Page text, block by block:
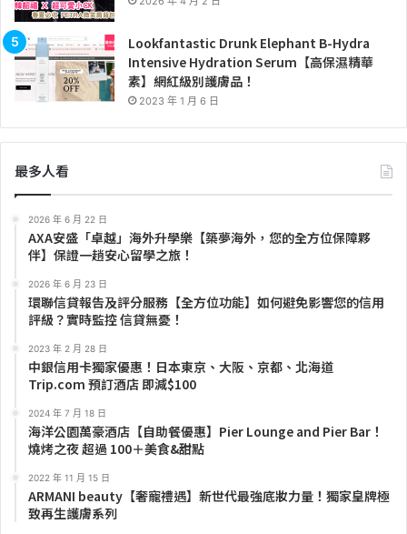
Lookfantastic Drunk Elephant B-Hydra
Intensive Hydration Serum【高保濕精華
素】網紅級別護膚品！
2023 年 1 月 6 日
最多人看
2026 年 6 月 22 日
AXA安盛「卓越」海外升學樂【築夢海外，您的全方位保障夥
伴】保證一趟安心留學之旅！
2026 年 6 月 23 日
環聯信貸報告及評分服務【全方位功能】如何避免影響您的信用
評級？實時監控 信貸無憂！
2023 年 2 月 28 日
中銀信用卡獨家優惠！日本東京、大阪、京都、北海道
Trip.com 預訂酒店 即減$100
2024 年 7 月 18 日
海洋公園萬豪酒店【自助餐優惠】Pier Lounge and Pier Bar！
燒烤之夜 超過 100＋美食&甜點
2022 年 11 月 15 日
ARMANI beauty【奢寵禮遇】新世代最強底妝力量！獨家皇牌極
致再生護膚系列